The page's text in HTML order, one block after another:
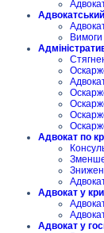
Вимоги
Адвокат по
Адвокат у
Адвокат у